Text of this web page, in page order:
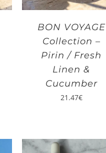
BON VOYAGE
Collection –
Pirin / Fresh
Linen &
Cucumber
21.47€